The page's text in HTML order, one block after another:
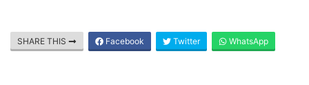
SHARE THIS Facebook Twitter WhatsApp